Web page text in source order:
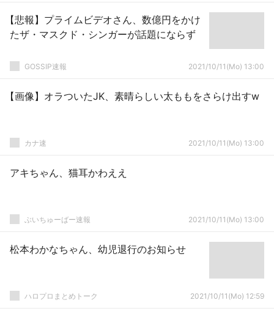
【悲報】プライムビデオさん、数億円をかけ
たザ・マスクド・シンガーが話題にならず
GOSSIP速報 2021/10/11(Mo) 13:00
【画像】オラついたJK、素晴らしい太ももをさらけ出すw
カナ速 2021/10/11(Mo) 13:00
アキちゃん、猫耳かわええ
ぶいちゅーばー速報 2021/10/11(Mo) 13:00
松本わかなちゃん、幼児退行のお知らせ
ハロプロまとめトーク 2021/10/11(Mo) 12:59